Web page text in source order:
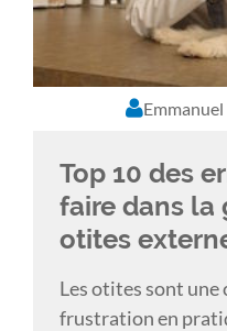
Top 10 des
faire dans la
otites
Les otites sont une
frustration en